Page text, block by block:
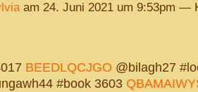
am 24. Juni 2021 um 9:53pm —
BEEDLQCJGO @bilagh27
#book 3603